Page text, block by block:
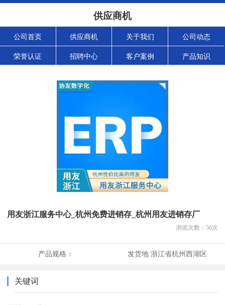
供应商机
公司首页 供应商机 关于我们 公司动态
荣誉认证 招聘中心 客户案例 产品知识
用友浙江服务中心_杭州免费进销存_杭州用友进销存厂
浏览次数： 56次
产品规格： 发货地:浙江省杭州西湖区
关键词